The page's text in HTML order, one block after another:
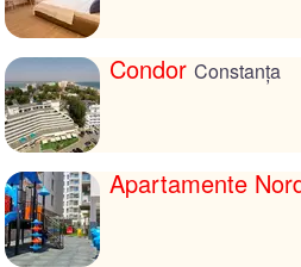
Condor Constanța
Apartamente